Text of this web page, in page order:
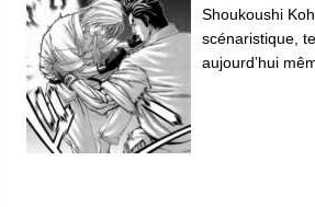
Shoukoushi
scénaristique,
aujourd’hui